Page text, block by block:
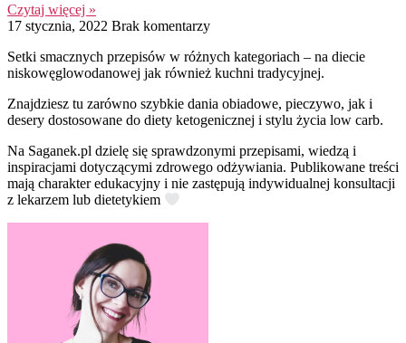
Czytaj więcej »
17 stycznia, 2022 Brak komentarzy
Setki smacznych przepisów w różnych kategoriach – na diecie
niskowęglowodanowej jak również kuchni tradycyjnej.
Znajdziesz tu zarówno szybkie dania obiadowe, pieczywo, jak i
desery dostosowane do diety ketogenicznej i stylu życia low carb.
Na Saganek.pl dzielę się sprawdzonymi przepisami, wiedzą i
inspiracjami dotyczącymi zdrowego odżywiania. Publikowane treści
mają charakter edukacyjny i nie zastępują indywidualnej konsultacji
z lekarzem lub dietetykiem